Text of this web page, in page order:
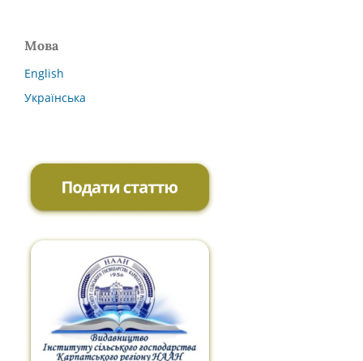
Мова
English
Українська